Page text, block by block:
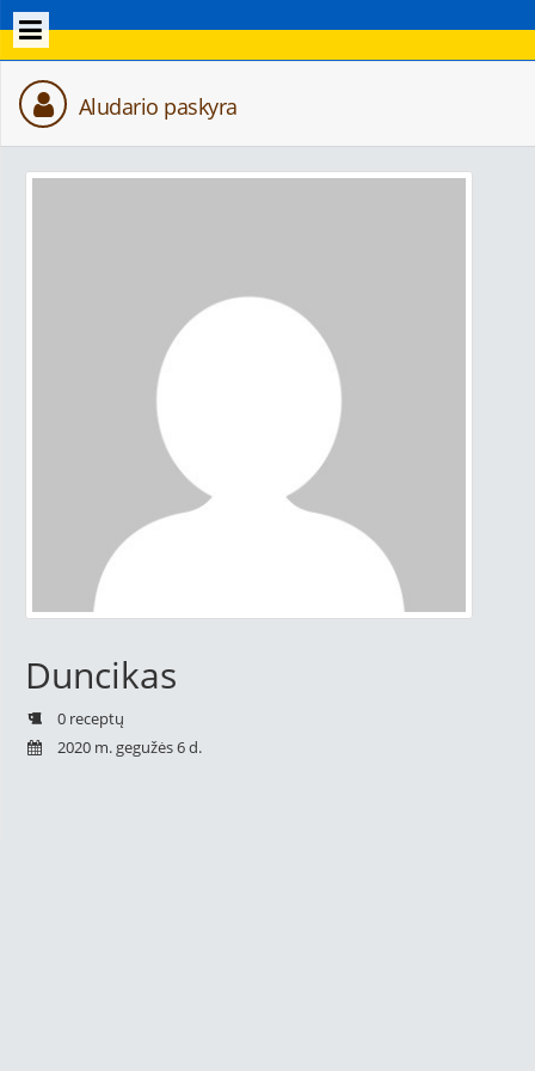
Aludario paskyra
Duncikas
0 receptų
2020 m. gegužės 6 d.